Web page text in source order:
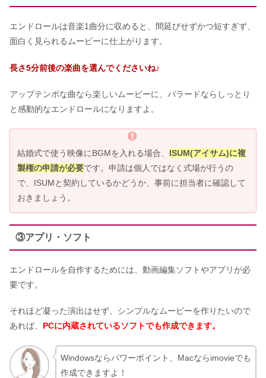
エンドロールは音楽1曲分に収めると、間延びせずかつ短すぎず、
面白く見られるムービーに仕上がります。
長さ5分前後の楽曲を選んでくださいね♪
アップテンポな曲なら楽しいムービーに、バラードならしっとり
と感動的なエンドロールになりますよ。
結婚式で使う映像にBGMを入れる場合、 ISUM(アイサム)に複
製権の申請が必要です。申請は個人ではなく式場が行うの
で、ISUMと契約しているかどうか、事前に担当者に確認して
おきましょう。
③アプリ・ソフト
エンドロールを自作するためには、動画編集ソフトやアプリが必
要です。
それほど凝った演出はせず、シンプルなムービーを作りたいので
あれば、 PCに内蔵されているソフトでも作成できます。
Windowsならパワーポイント、Macならimovieでも
作成できますよ！